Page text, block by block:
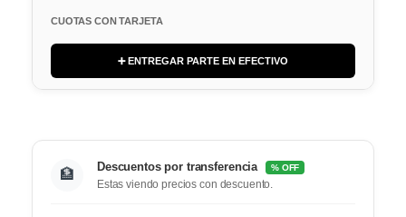
CUOTAS CON TARJETA
➕ ENTREGAR PARTE EN EFECTIVO
🏦 Descuentos por transferencia % OFF
Estas viendo precios con descuento.